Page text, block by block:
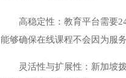
高稳定性：教育平台需要
能够确保在线课程不会因为服
灵活性与扩展性：新加坡